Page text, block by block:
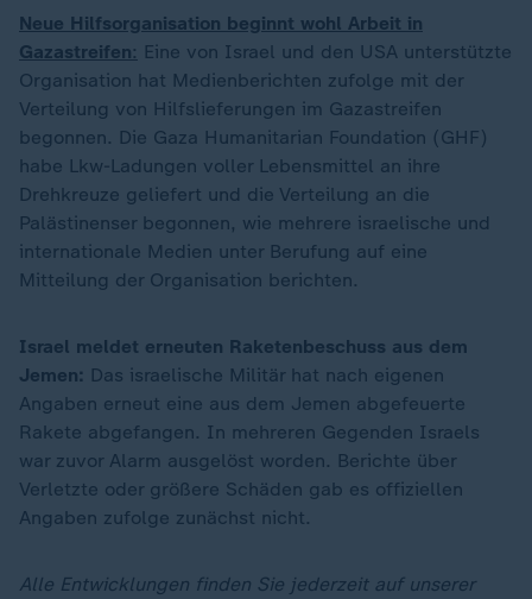
Neue Hilfsorganisation beginnt wohl Arbeit in
Gazastreifen: Eine von Israel und den USA unterstützte
Organisation hat Medienberichten zufolge mit der
Verteilung von Hilfslieferungen im Gazastreifen
begonnen. Die Gaza Humanitarian Foundation (GHF)
habe Lkw-Ladungen voller Lebensmittel an ihre
Drehkreuze geliefert und die Verteilung an die
Palästinenser begonnen, wie mehrere israelische und
internationale Medien unter Berufung auf eine
Mitteilung der Organisation berichten.
Israel meldet erneuten Raketenbeschuss aus dem
Jemen: Das israelische Militär hat nach eigenen
Angaben erneut eine aus dem Jemen abgefeuerte
Rakete abgefangen. In mehreren Gegenden Israels
war zuvor Alarm ausgelöst worden. Berichte über
Verletzte oder größere Schäden gab es offiziellen
Angaben zufolge zunächst nicht.
Alle Entwicklungen finden Sie jederzeit auf unserer